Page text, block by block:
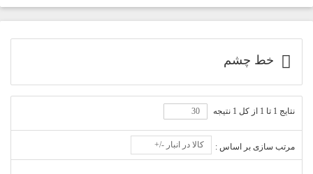
خط چشم
نتایج 1 تا 1 از کل 1 نتیجه
مرتب سازی بر اساس : کالا در انبار -/+